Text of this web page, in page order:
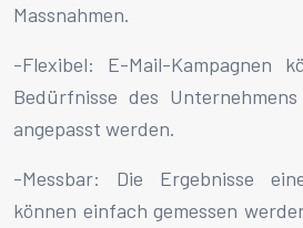
Massnahmen.
-Flexibel: E-Mail-Kampagnen
Bedürfnisse des
angepasst werden.
-Messbar: Die Ergebnisse
können einfach gemessen